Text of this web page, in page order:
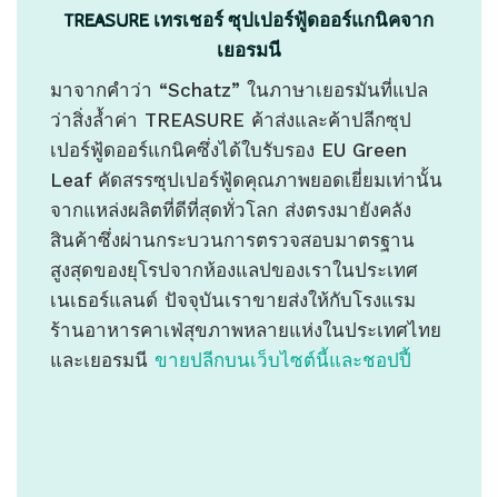
TREASURE เทรเชอร์ ซุปเปอร์ฟู้ดออร์แกนิคจาก
เยอรมนี
มาจากคำว่า “Schatz” ในภาษาเยอรมันที่แปล
ว่าสิ่งล้ำค่า TREASURE ค้าส่งและค้าปลีกซุป
เปอร์ฟู้ดออร์แกนิคซึ่งได้ใบรับรอง EU Green
Leaf คัดสรรซุปเปอร์ฟู้ดคุณภาพยอดเยี่ยมเท่านั้น
จากแหล่งผลิตที่ดีที่สุดทั่วโลก ส่งตรงมายังคลัง
สินค้าซึ่งผ่านกระบวนการตรวจสอบมาตรฐาน
สูงสุดของยุโรปจากห้องแลปของเราในประเทศ
เนเธอร์แลนด์ ปัจจุบันเราขายส่งให้กับโรงแรม
ร้านอาหารคาเฟ่สุขภาพหลายแห่งในประเทศไทย
และเยอรมนี ขายปลีกบนเว็บไซต์นี้และชอปปี้